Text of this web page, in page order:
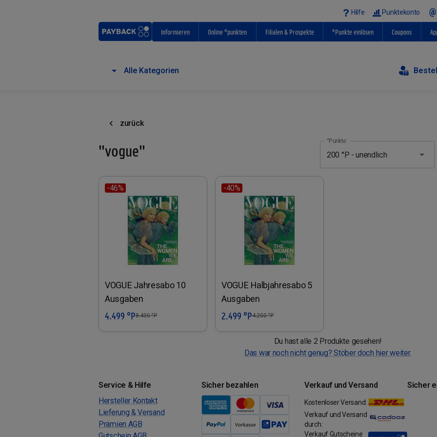
Hilfe Punktekonto
Informieren Online °punkten Filialen & Prospekte °Punkte einlösen Coupons
Alle Kategorien
zurück
"vogue"
°Punkte:
-46%
VOGUE Jahresabo 10
Ausgaben
In den Warenkorb
4.499 °P8.400°P
-40%
VOGUE Halbjahresabo 5
Ausgaben
In den Warenkorb
2.499 °P4.200°P
Du hast alle 2 Produkte gesehen!
Das war noch nicht genug? Stöber doch hier weiter.
Service & Hilfe
Hersteller Kontakt
Lieferung & Versand
Prämien AGB
Sicher bezahlen Verkauf und Versand
Kostenloser Versand:
Verkauf und Versand
durch:
Verkauf Gutscheine
Sicher